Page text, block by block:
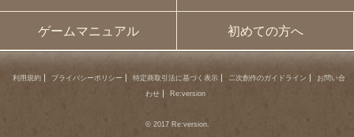
ゲームマニュアル 初めての方へ
利用規約 プライバシーポリシー 特定商取引法に基づく表示 二次創作のガイドライン
お問い合
わせ
Re:version
© 2017 Re:version.